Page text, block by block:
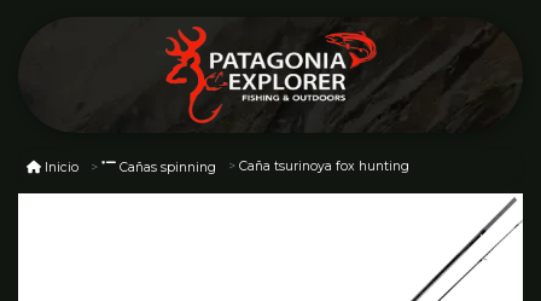
Inicio Cañas spinning Caña tsurinoya fox hunting